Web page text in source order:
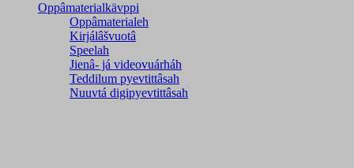
Oppâmaterialkävppi
Oppâmaterialeh
Kirjálâšvuotâ
Speelah
Jienâ- já videovuárháh
Teddilum pyevtittâsah
Nuuvtá digipyevtittâsah